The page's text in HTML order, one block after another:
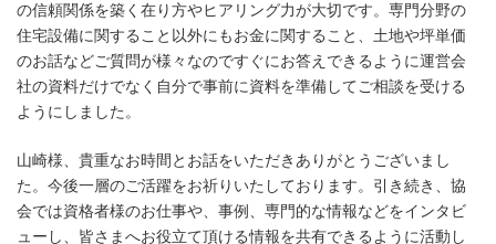
の信頼関係を築く在り方やヒアリング力が大切です。専門分野の
住宅設備に関すること以外にもお金に関すること、土地や坪単価
のお話などご質問が様々なのですぐにお答えできるように運営会
社の資料だけでなく自分で事前に資料を準備してご相談を受ける
ようにしました。
山崎様、貴重なお時間とお話をいただきありがとうございまし
た。今後一層のご活躍をお祈りいたしております。引き続き、協
会では資格者様のお仕事や、事例、専門的な情報などをインタビ
ューし、皆さまへお役立て頂ける情報を共有できるように活動し